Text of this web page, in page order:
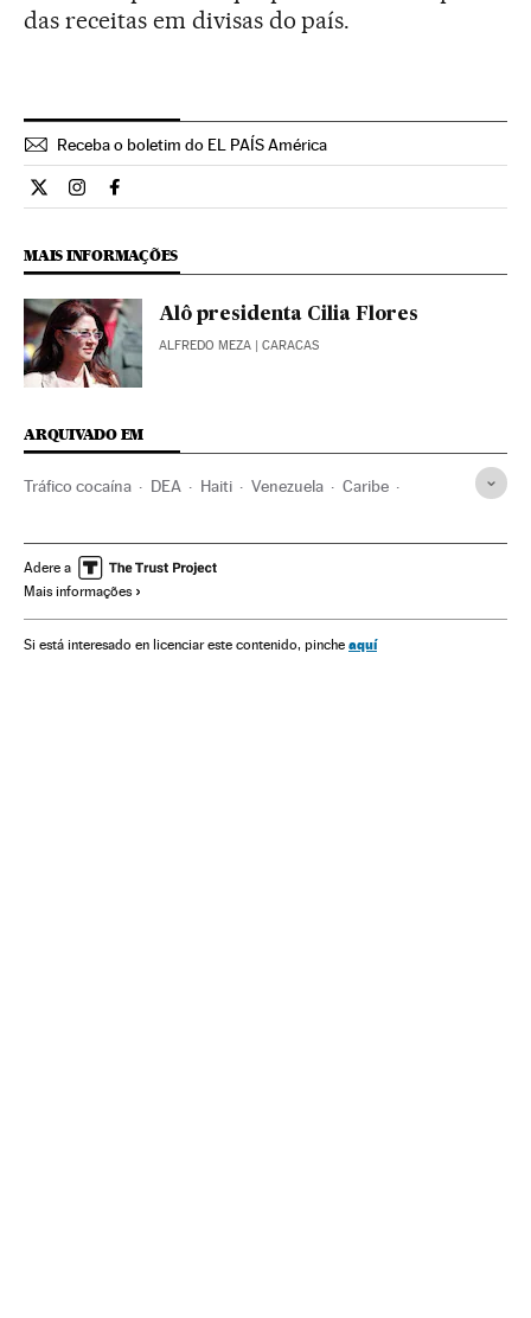
das receitas em divisas do país.
Receba o boletim do EL PAÍS América
Internacional El País Brasil en Twitter
Internacional El País Brasil en Instagram
Internacional El País Brasil en Facebook
MAIS INFORMAÇÕES
Alô presidenta Cilia Flores
ALFREDO MEZA | CARACAS
ARQUIVADO EM
Tráfico cocaína DEA Haiti Venezuela Caribe
Delitos contra saúde pública
América Latina
Justiça Nicolás Maduro
Adere a
Mais informações
Si está interesado en licenciar este contenido, pinche aquí